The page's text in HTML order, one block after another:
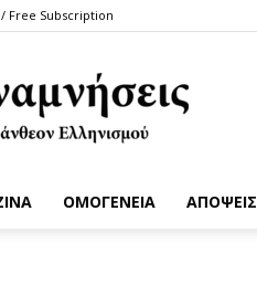
Free Subscription
ΟΜΟΓΕΝΕΙΑ ΑΠΟΨΕΙΣ